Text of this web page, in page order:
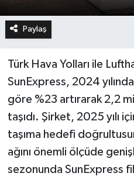
Paylaş
Türk Hava Yolları ile
SunExpress, 2024
göre %23 artırarak 2,2
taşıdı. Şirket, 2025 yılı
taşıma hedefi
ağını önemli ölçüde
sezonunda SunExpress